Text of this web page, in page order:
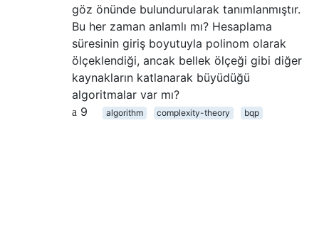
göz önünde bulundurularak tanımlanmıştır.
Bu her zaman anlamlı mı? Hesaplama
süresinin giriş boyutuyla polinom olarak
ölçeklendiği, ancak bellek ölçeği gibi diğer
kaynakların katlanarak büyüdüğü
algoritmalar var mı?
9
algorithm complexity-theory bqp